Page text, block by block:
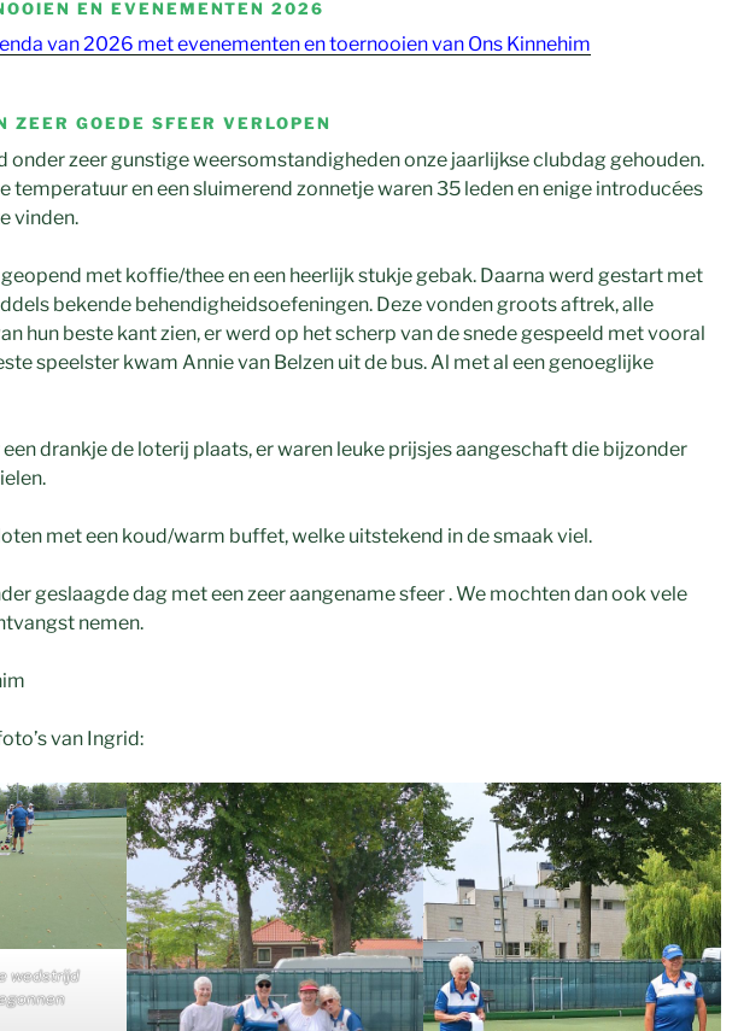
EN EVENEMENTEN 2026
van 2026 met evenementen en toernooien van Ons Kinnehim
ZEER GOEDE SFEER VERLOPEN
onder zeer gunstige weersomstandigheden onze jaarlijkse clubdag gehouden.
temperatuur en een sluimerend zonnetje waren 35 leden en enige introducées
vinden.
met koffie/thee en een heerlijk stukje gebak. Daarna werd gestart met
bekende behendigheidsoefeningen. Deze vonden groots aftrek, alle
hun beste kant zien, er werd op het scherp van de snede gespeeld met vooral
speelster kwam Annie van Belzen uit de bus. Al met al een genoeglijke
drankje de loterij plaats, er waren leuke prijsjes aangeschaft die bijzonder
met een koud/warm buffet, welke uitstekend in de smaak viel.
geslaagde dag met een zeer aangename sfeer . We mochten dan ook vele
nemen.
van Ingrid:
wedstrijd